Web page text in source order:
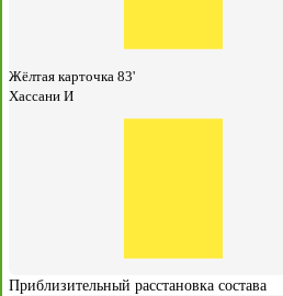
Жёлтая карточка 83'
Хассани И
Приблизительный расстановка состава